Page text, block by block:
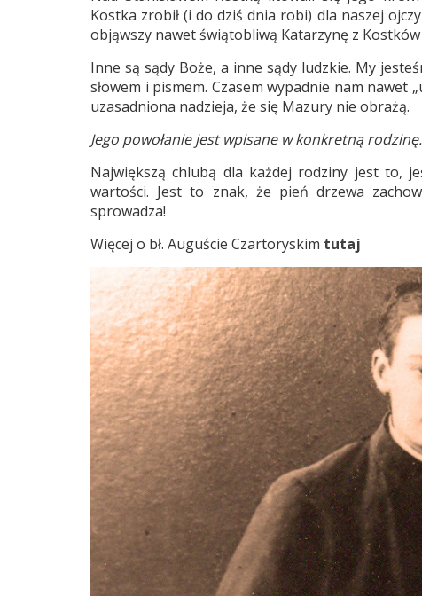
Kostka zrobił (i do dziś dnia robi) dla naszej
objąwszy nawet świątobliwą Katarzynę z
Inne są sądy Boże, a inne sądy ludzkie. My
słowem i pismem. Czasem wypadnie nam
uzasadniona nadzieja, że się Mazury nie obrażą.
Jego powołanie jest wpisane w konkretną
Największą chlubą dla każdej rodziny jest to,
wartości. Jest to znak, że pień drzewa
sprowadza!
Więcej o bł. Auguście Czartoryskim tutaj